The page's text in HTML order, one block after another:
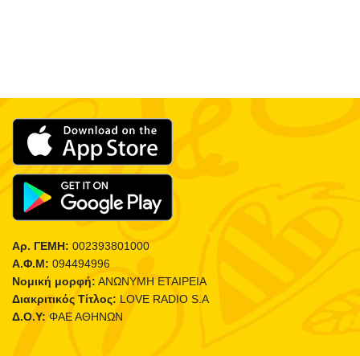
Αρ. ΓΕΜΗ: 002393801000
Α.Φ.Μ: 094494996
Νομική μορφή: ΑΝΩΝΥΜΗ ΕΤΑΙΡΕΙΑ
Διακριτικός Τίτλος: LOVE RADIO S.A
Δ.Ο.Υ: ΦΑΕ ΑΘΗΝΩΝ